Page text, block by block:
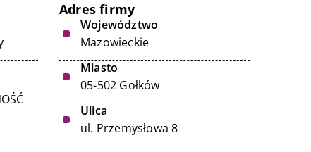
Adres firmy
Województwo
Mazowieckie
Miasto
05-502 Gołków
Ulica
ul. Przemysłowa 8